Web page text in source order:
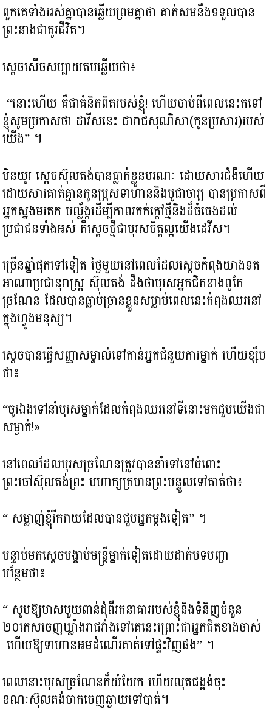
ពួកគេទាំងអស់គ្នាបានឆ្លើយព្រមគ្នាថា គាត់សមនឹងទទួលបាន
ព្រះនាងជាគូរជីវិត។
ស្តេច​សើចសប្បាយ​តបឆ្លើយថា៖
“នោះហើយ គឺជាគំនិតពិត​របស់ខ្ញុំ! ហើយចាប់ពីពេលនេះតទៅ
ខ្ញុំសូមប្រកាសថា ដាវីសនេះ ជារាជសុណិសា(កូនប្រសារ)របស់
យើង” ។
មិនយូរ ស្តេចស៊ុលតង់បានធ្លាក់ខ្លួនមរណៈ ដោយសារជំងឺហើយ
ដោយសារគាត់គ្មានកូនប្រុសទាហាននិងបូជាចារ្យ បានប្រកាសពី
អ្នកស្នងមរតក បល្ល័ង្កដើម្បីភាពរកក់ក្តៅថ្មីនិងដ៏ធំធេងដល់
ប្រជាជនទាំងអស់ គឺស្តេចថ្មីជាបុរសចិត្ត​ល្អយើង​ដេវីស។
ច្រើនឆ្នាំផុតទៅទៀត ថ្ងៃមួយនៅពេលដែលស្តេចកំពុងយាងទត
អាណាប្រជានុរាស្ត្រ ស៊ុលតង់ ដឹងថាបុរសអ្នកជិតខាង​ពូកែ
ច្រណែន ដែលបានធ្លាប់ច្រាន​ខ្លួនសម្លាប់​ពេលនេះ​កំពុងឈរនៅ
ក្នុងហ្វូងមនុស្ស។
ស្តេច​បានធ្វើសញ្ញាសម្គាល់ទៅកាន់អ្នកជំនួយការម្នាក់ ហើយខ្សឹប
ថា៖
“ចូរឯងទៅនាំ​បុរសម្នាក់ដែលកំពុងឈរនៅទីនោះមកជួបយើងជា
សម្ងាត់!»
នៅពេលដែលបុរសច្រណែនត្រូវបាននាំទៅនៅចំពោះ
ព្រះចៅស៊ុលតង់ព្រះ មហាក្សត្រមានព្រះបន្ទូលទៅគាត់ថា៖
“ សម្លាញ់ខ្ញុំរីករាយដែលបានជួបអ្នកម្តងទៀត” ។
បន្ទាប់មកស្តេចបង្គាប់មន្រ្តីម្នាក់ទៀតដោយដាក់បទបញ្ជា
បន្ថែមថា៖
“ សូមឱ្យមាសមួយពាន់ដុំពីរតនាគាររបស់ខ្ញុំនិងទំនិញចំនួន
២០កេស​ចេញឃ្លាំងរាជវាំងទៅគេនេះព្រោះជាអ្នកជិតខាងចាស់
ហើយឱ្យទាហានអមដំណើរគាត់ទៅផ្ទះវិញផង” ។
ពេលនោះ​បុរសច្រណែនក៏យំយែក ហើយ​លុតជង្គង់ចុះ
ខណៈស៊ុលតង់ចាកចេញឆ្ងាយទៅបាត់។